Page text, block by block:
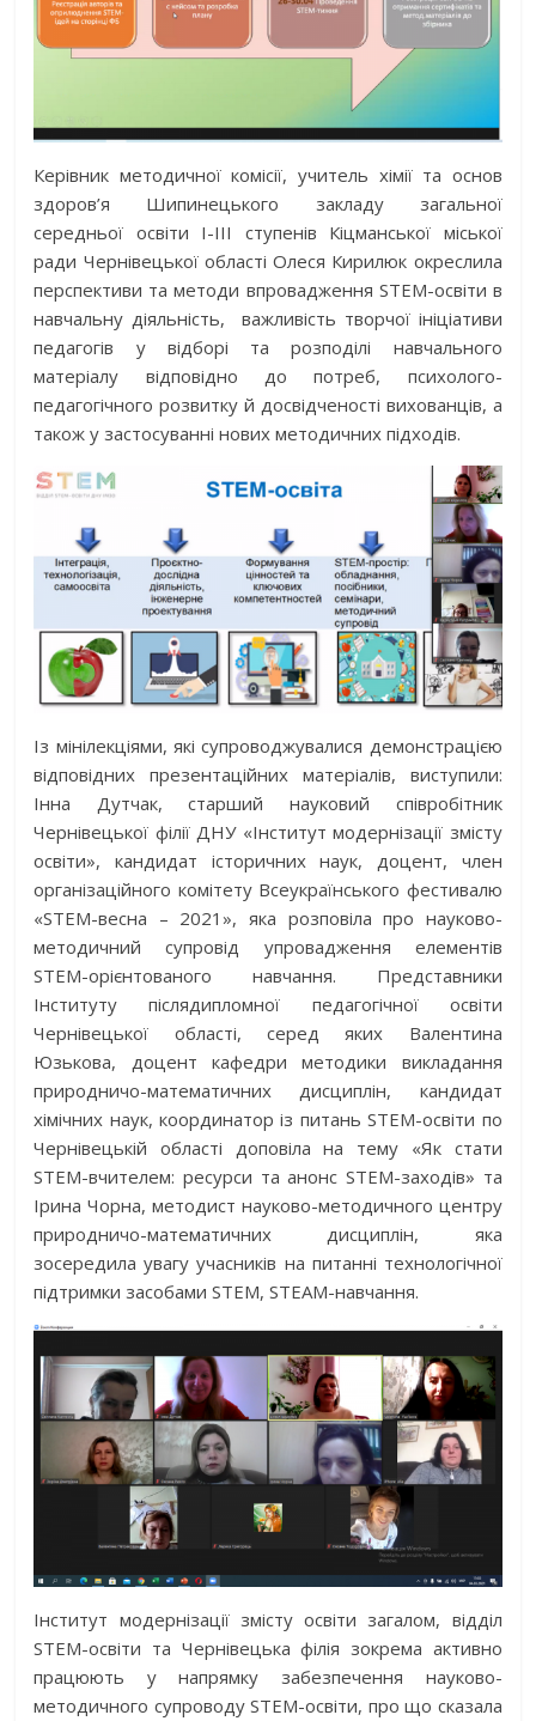
Керівник методичної комісії, учитель хімії та основ
здоров’я Шипинецького закладу загальної
середньої освіти І-ІІІ ступенів Кіцманської міської
ради Чернівецької області Олеся Кирилюк окреслила
перспективи та методи впровадження STEM-освіти в
навчальну діяльність, важливість творчої ініціативи
педагогів у відборі та розподілі навчального
матеріалу відповідно до потреб, психолого-
педагогічного розвитку й досвідченості вихованців, а
також у застосуванні нових методичних підходів.
Із мінілекціями, які супроводжувалися демонстрацією
відповідних презентаційних матеріалів, виступили:
Інна Дутчак, старший науковий співробітник
Чернівецької філії ДНУ «Інститут модернізації змісту
освіти», кандидат історичних наук, доцент, член
організаційного комітету Всеукраїнського фестивалю
«STEM-весна – 2021», яка розповіла про науково-
методичний супровід упровадження елементів
STEM-орієнтованого навчання. Представники
Інституту післядипломної педагогічної освіти
Чернівецької області, серед яких Валентина
Юзькова, доцент кафедри методики викладання
природничо-математичних дисциплін, кандидат
хімічних наук, координатор із питань STEM-освіти по
Чернівецькій області доповіла на тему «Як стати
STEM-вчителем: ресурси та анонс STEM-заходів» та
Ірина Чорна, методист науково-методичного центру
природничо-математичних дисциплін, яка
зосередила увагу учасників на питанні технологічної
підтримки засобами STEM, STEAM-навчання.
Інститут модернізації змісту освіти загалом, відділ
STEM-освіти та Чернівецька філія зокрема активно
працюють у напрямку забезпечення науково-
методичного супроводу STEM-освіти, про що сказала